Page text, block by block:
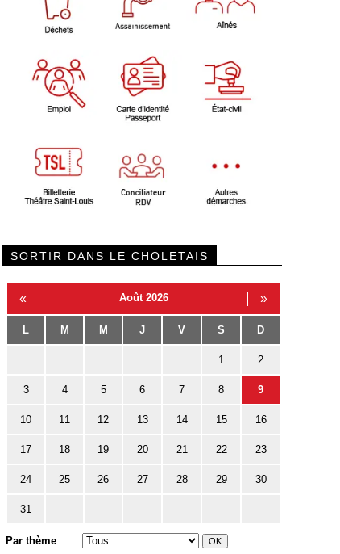
SORTIR DANS LE CHOLETAIS
« Août 2026 »
L M M J V S D
1 2
3 4 5 6 7 8 9
10 11 12 13 14 15 16
17 18 19 20 21 22 23
24 25 26 27 28 29 30
31
Par thème